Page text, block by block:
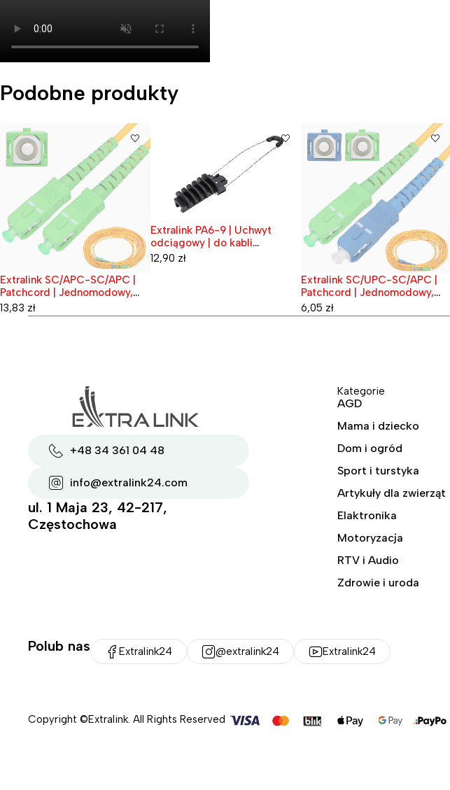
Podobne produkty
Wyprzedane
Extralink SC/APC-SC/APC |
Patchcord | Jednomodowy,
Simplex, 3mm, 20m
13,83 zł
Extralink PA6-9 | Uchwyt
odciągowy | do kabli
światłowodowych
12,90 zł
Wyprzedane
Extralink SC/UPC-SC/APC |
Patchcord | Jednomodowy,
Simplex, G.657A1, 3mm, 1m
6,05 zł
+48 34 361 04 48
info@extralink24.com
ul. 1 Maja 23, 42-217,
Częstochowa
Kategorie
AGD
Mama i dziecko
Dom i ogród
Sport i turstyka
Artykuły dla zwierząt
Elaktronika
Motoryzacja
RTV i Audio
Zdrowie i uroda
Polub nas Extralink24 @extralink24 Extralink24
Copyright ©Extralink. All Rights Reserved